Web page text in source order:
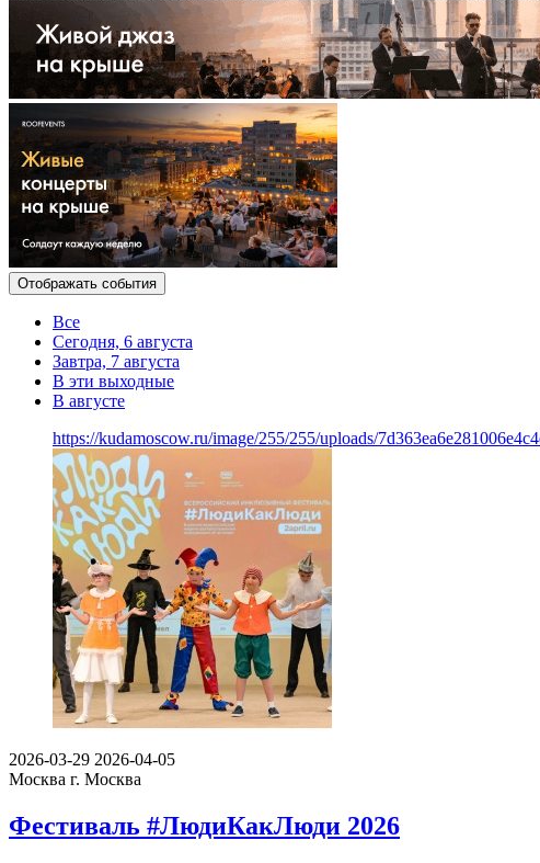
Отображать события
Все
Сегодня, 6 августа
Завтра, 7 августа
В эти выходные
В августе
https://kudamoscow.ru/image/255/255/uploads/
2026-03-29 2026-04-05
Москва г. Москва
Фестиваль #ЛюдиКакЛюди 2026